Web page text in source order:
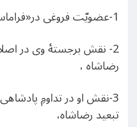
1-عضویّت فروغی در«فراماسونری» ،
2- نقش برجستۀ وی در
رضاشاه ،
3-نقش او در تداومِ
تبعید رضاشاه،